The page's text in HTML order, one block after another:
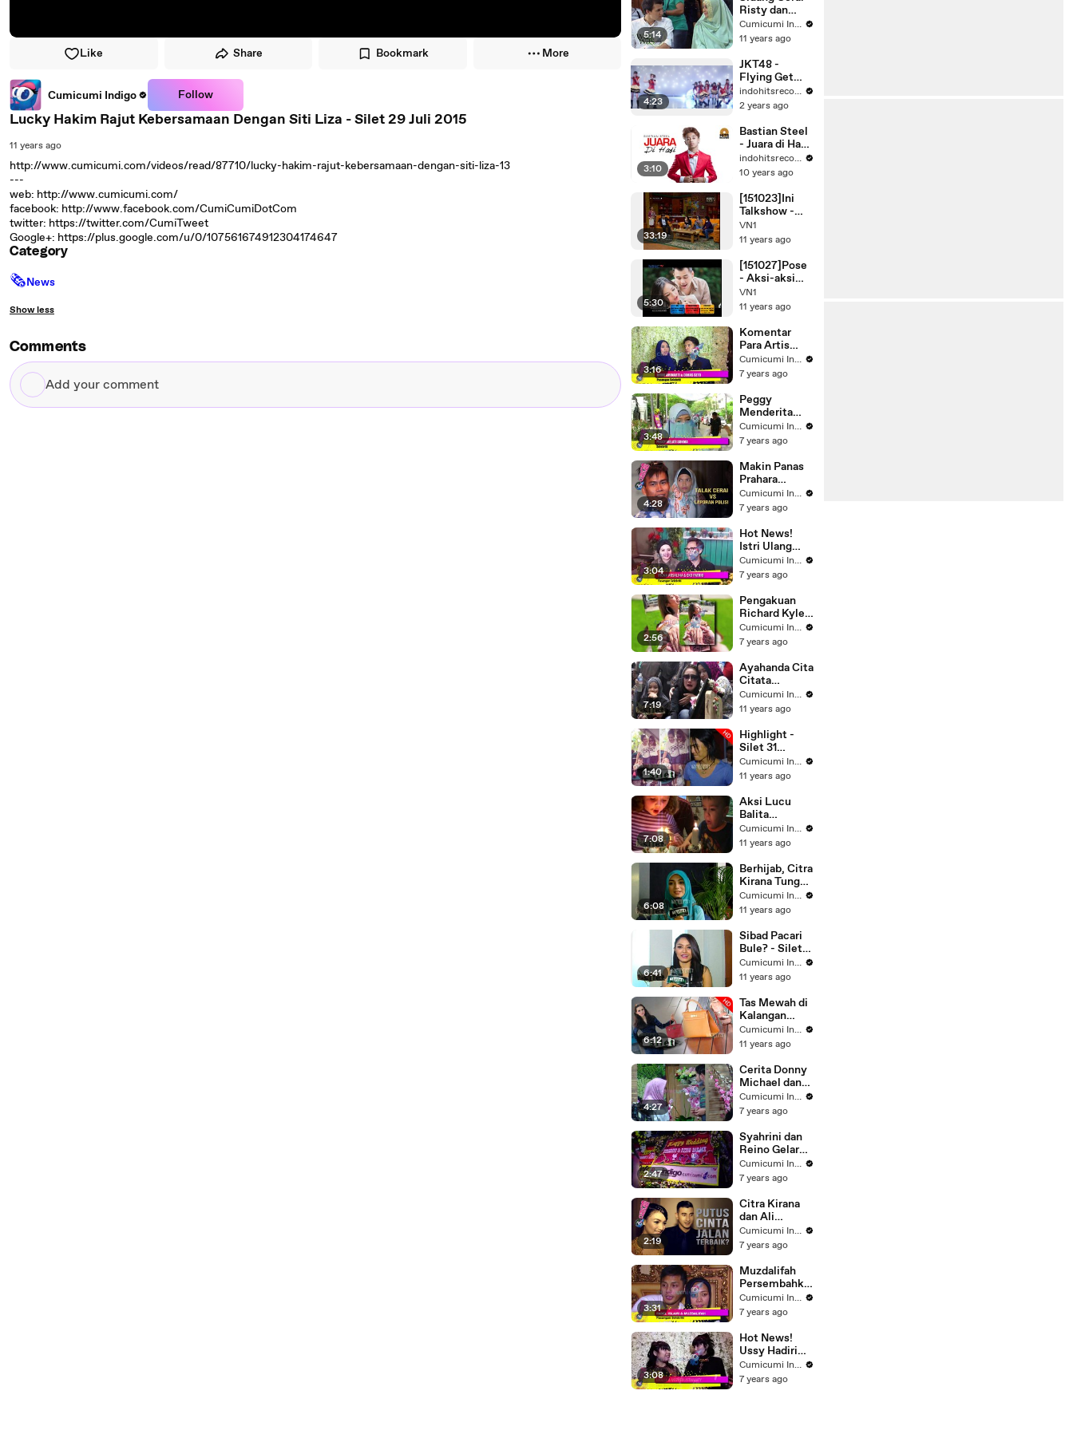
Like Share Bookmark More
Cumicumi Indigo Follow
Lucky Hakim Rajut Kebersamaan Dengan Siti Liza - Silet 29 Juli 2015
11 years ago
http://www.cumicumi.com/videos/read/87710/lucky-hakim-rajut-kebersamaan-dengan-siti-liza-13
---
web: http://www.cumicumi.com/
facebook: http://www.facebook.com/CumiCumiDotCom
twitter: https://twitter.com/CumiTweet
Google+: https://plus.google.com/u/0/107561674912304174647
Category
🗞News
Show less
Comments
Add
your
5:14
Risty dan
Stuart -
WasWas 29
2015
Cumicumi Indigo
11 years ago
4:23
JKT48 -
Flying Get
[Official
Music Video]
indohitsrecords
2 years ago
3:10
Bastian Steel
- Juara di Hati
(Official
Music Video)
indohitsrecords
10 years ago
33:19
[151023]Ini
Talkshow -
Promo Rans
Family (2/2)
VN1
11 years ago
5:30
[151027]Pose
- Aksi-aksi
Rafathar
Malik Ahmad
VN1
11 years ago
3:16
Komentar
Para Artis
yang Hadir di
Dinner Party
Reino
Cumicumi Indigo
7 years ago
3:48
Peggy
Menderita
Tumor, Ayah
Stroke dan
Ibunda Juga
Kanker
Cumicumi Indigo
7 years ago
4:28
Makin Panas
Prahara
Rumah
Tangga Bopak
Putri
Mayangsari
Cumicumi Indigo
7 years ago
3:04
Hot News!
Istri Ulang
Tahun, Eko
Patrio; Saya
Romantis
Cumicumi Indigo
7 years ago
2:56
Pengakuan
Richard Kyle
Pasca
Melamar
Iskandar
Cumicumi Indigo
7 years ago
7:19
Ayahanda Cita
Citata
Meninggal -
Silet 29
2015
Cumicumi Indigo
11 years ago
1:40
Highlight -
Silet 31
Agustus 2015
Cumicumi Indigo
11 years ago
7:08
Aksi Lucu
Balita
Rayakan Ultah
- Silet 12
Cumicumi Indigo
11 years ago
6:08
Berhijab, Citra
Kirana Tunggu
Hidayah -
Silet 09
Cumicumi Indigo
11 years ago
6:41
Sibad Pacari
Bule? - Silet
19 September
2015
Cumicumi Indigo
11 years ago
6:12
Tas Mewah di
Kalangan
Selebritis -
Silet 14
2015
Cumicumi Indigo
11 years ago
4:27
Cerita Donny
Michael dan
Samuel
Zylgwyn Jadi
Kali
Cumicumi Indigo
7 years ago
2:47
Syahrini dan
Reino Gelar
Acara Dinner,
Luna Maya
Cumicumi Indigo
7 years ago
2:19
Citra Kirana
dan Ali
Syakieb
Resmi Putus
Cumicumi Indigo
7 years ago
3:31
Muzdalifah
Persembahka
n Kejutan
Manis di Ultah
Cumicumi Indigo
7 years ago
3:08
Hot News!
Ussy Hadiri
Dinner Party
Syahrini-
Cumicumi Indigo
7 years ago